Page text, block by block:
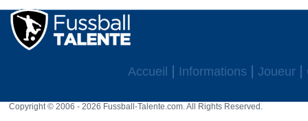
Accueil Informations Joueur
Copyright © 2006 - 2026 Fussball-Talente.com. All Rights Reserved.